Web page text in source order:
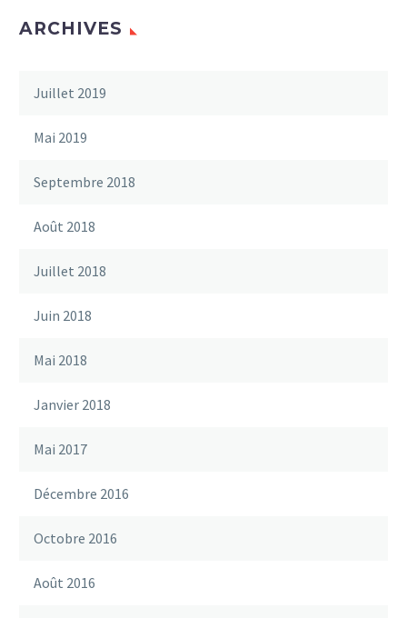
ARCHIVES
Juillet 2019
Mai 2019
Septembre 2018
Août 2018
Juillet 2018
Juin 2018
Mai 2018
Janvier 2018
Mai 2017
Décembre 2016
Octobre 2016
Août 2016